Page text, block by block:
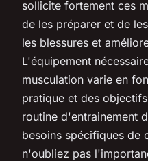
sollicite fortement ces
de les préparer et de
les blessures et
L'équipement
musculation varie en
pratique et des
routine d'entrainement
besoins spécifiques de
n'oubliez pas